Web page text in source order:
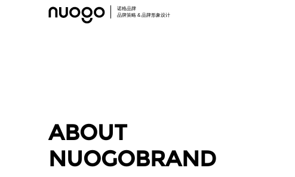
诺格品牌
品牌策略 & 品牌形象设计
ABOUT
NUOGOBRAND